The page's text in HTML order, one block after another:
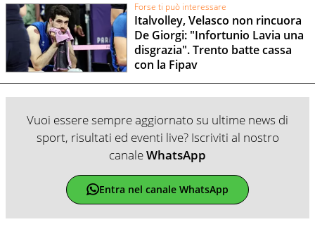
Forse ti può interessare
Italvolley, Velasco non rincuora
De Giorgi: "Infortunio Lavia una
disgrazia". Trento batte cassa
con la Fipav
Vuoi essere sempre aggiornato su ultime news di
sport, risultati ed eventi live? Iscriviti al nostro
canaleWhatsApp
Entra nel canale WhatsApp